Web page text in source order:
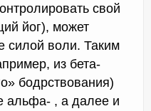
свой
йог), может
силой воли. Таким
из бета-
бодрствования)
альфа- , а далее и